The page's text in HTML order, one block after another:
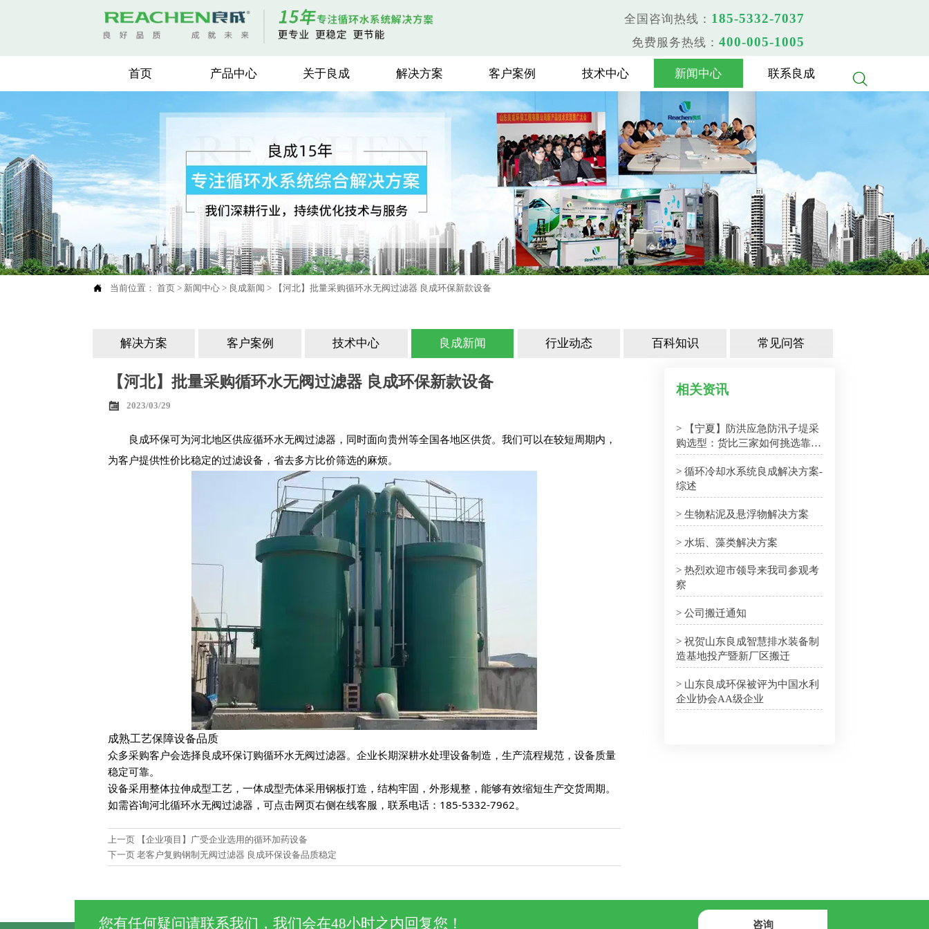
全国咨询热线： 185-5332-7037
免费服务热线： 400-005-1005
首页 产品中心 关于良成 解决方案 客户案例 技术中心 新闻中心 联系良成 
 当前位置：首页 > 新闻中心 > 良成新闻 > 【河北】批量采购循环水无阀过滤器 良成环保新款设备
解决方案 客户案例 技术中心 良成新闻 行业动态 百科知识 常见问答
【河北】批量采购循环水无阀过滤器 良成环保新款设备
 2023/03/29
良成环保可为河北地区供应循环水无阀过滤器，同时面向贵州等全国各地区供货。我们可以在较短周期内，
为客户提供性价比稳定的过滤设备，省去多方比价筛选的麻烦。
成熟工艺保障设备品质
众多采购客户会选择良成环保订购循环水无阀过滤器。企业长期深耕水处理设备制造，生产流程规范，设备质量
稳定可靠。
设备采用整体拉伸成型工艺，一体成型壳体采用钢板打造，结构牢固，外形规整，能够有效缩短生产交货周期。
如需咨询河北循环水无阀过滤器，可点击网页右侧在线客服，联系电话：185-5332-7962。
上一页
【企业项目】广受企业选用的循环加药设备
下一页 老客户复购钢制无阀过滤器 良成环保设备品质稳定
相关资讯
> 【宁夏】防洪应急防汛子堤采
购选型：货比三家如何挑选靠谱
厂家
> 循环冷却水系统良成解决方案-
综述
> 生物粘泥及悬浮物解决方案
> 水垢、藻类解决方案
> 热烈欢迎市领导来我司参观考
察
> 公司搬迁通知
> 祝贺山东良成智慧排水装备制
造基地投产暨新厂区搬迁
> 山东良成环保被评为中国水利
企业协会AA级企业
您有任何疑问请联系我们，我们会在48小时之内回复您！ 咨询